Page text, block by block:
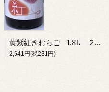
黄紫紅きむらご 1.8L ２５度 鹿児島 薩摩 芋焼酎
2,541円(税231円)